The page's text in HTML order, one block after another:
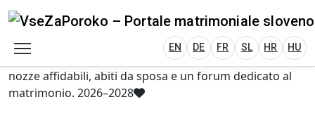
VseZaPoroko.net – Wedding Planning
Plan Your Wedding in Slovenia, Austria, Italy,
EN
VseZaPoroko – portale per l’organizzazione di
matrimoni locali e destination wedding in Slovenia,
Austria, Italia, Croazia e Ungheria. Scopri fornitori di
nozze affidabili, abiti da sposa e un forum dedicato al
matrimonio. 2026–2028
EN DE FR SL HR HU